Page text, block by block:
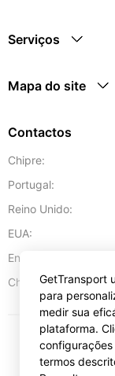
Serviços
Mapa do site
Contactos
Chipre:
Portugal:
Reino Unido:
EUA:
Endereço de e-mail:
Chipre:
EUR
GetTransport
para
medir sua
plataforma.
termos